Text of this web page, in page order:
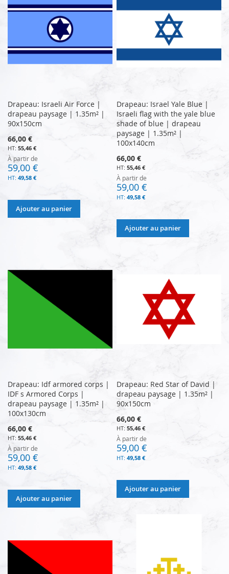
Drapeau: Israeli Air Force |
drapeau paysage | 1.35m² |
90x150cm
66,00 €
55,46 €
À partir de
59,00 €
49,58 €
Ajouter au panier
Drapeau: Israel Yale Blue |
Israeli flag with the yale blue
shade of blue | drapeau
paysage | 1.35m² |
100x140cm
66,00 €
55,46 €
À partir de
59,00 €
49,58 €
Ajouter au panier
Drapeau: Idf armored corps |
IDF s Armored Corps |
drapeau paysage | 1.35m² |
100x130cm
66,00 €
55,46 €
À partir de
59,00 €
49,58 €
Ajouter au panier
Drapeau: Red Star of David |
drapeau paysage | 1.35m² |
90x150cm
66,00 €
55,46 €
À partir de
59,00 €
49,58 €
Ajouter au panier